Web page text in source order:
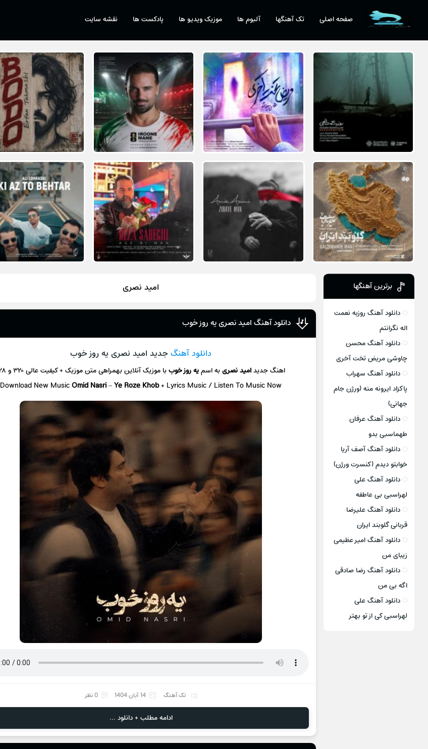
صفحه اصلی تک آهنگها آلبوم ها موزیک ویدیو ها پادکست ها نقشه سایت
امید نصری
دانلود آهنگ امید نصری یه روز خوب
دانلود آهنگجدید امید نصری یه روز خوب
اهنگ جدیدامید نصریبه اسمیه روز خوببا موزیک آنلاینبهمراهی متن موزیک + کیفیت عالی ۳۲۰ و ۱۲۸
Download New MusicOmid Nasri–Ye Roze Khob+ Lyrics Music / Listen To Music Now
تک آهنگ 14 آبان 1404 0 نظر
ادامه مطلب + دانلود ...
برترین آهنگها
دانلود آهنگ روزبه نعمت
اله نگرانتم
دانلود آهنگ محسن
چاوشی مریض تخت آخری
دانلود آهنگ سهراب
پاکزاد ایرونه منه (ورژن جام
جهانی)
دانلود آهنگ عرفان
طهماسبی بدو
دانلود آهنگ آصف آریا
خوابتو دیدم (کنسرت ورژن)
دانلود آهنگ علی
لهراسبی بی عاطفه
دانلود آهنگ علیرضا
قربانی گلوبند ایران
دانلود آهنگ امیر عظیمی
زیبای من
دانلود آهنگ رضا صادقی
اگه بی من
دانلود آهنگ علی
لهراسبی کی از تو ‌بهتر